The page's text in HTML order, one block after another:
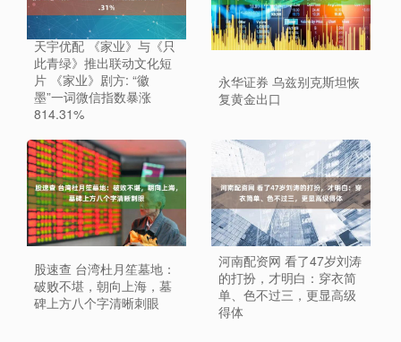
天宇优配 《家业》与《只
此青绿》推出联动文化短
片 《家业》剧方: “徽
墨”一词微信指数暴涨
814.31%
永华证券 乌兹别克斯坦恢
复黄金出口
股速查 台湾杜月笙墓地：
破败不堪，朝向上海，墓
碑上方八个字清晰刺眼
河南配资网 看了47岁刘涛
的打扮，才明白：穿衣简
单、色不过三，更显高级
得体